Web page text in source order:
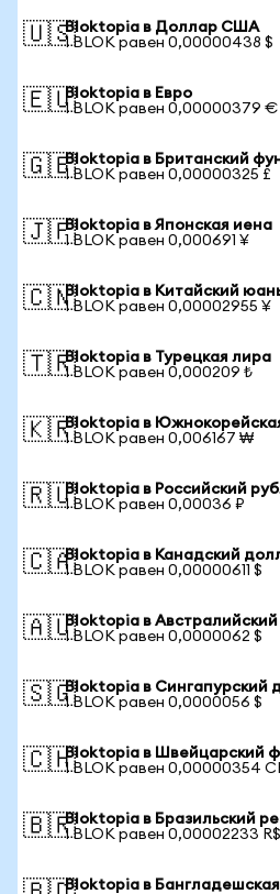
🇺🇸Bloktopia в Доллар США
1 BLOK равен 0,00000438 $
🇪🇺Bloktopia в Евро
1 BLOK равен 0,00000379 €
🇬🇧Bloktopia в Британский
1 BLOK равен 0,00000325 £
🇯🇵Bloktopia в Японская иена
1 BLOK равен 0,000691 ¥
🇨🇳Bloktopia в Китайский
1 BLOK равен 0,00002955 ¥
🇹🇷Bloktopia в Турецкая лира
1 BLOK равен 0,000209 ₺
🇰🇷Bloktopia в
1 BLOK равен 0,006167 ₩
🇷🇺Bloktopia в Российский
1 BLOK равен 0,00036 ₽
🇨🇦Bloktopia в Канадский
1 BLOK равен 0,00000611 $
🇦🇺Bloktopia в
1 BLOK равен 0,0000062 $
🇸🇬Bloktopia в Сингапурский
1 BLOK равен 0,0000056 $
🇨🇭Bloktopia в Швейцарский
1 BLOK равен 0,00000354
🇧🇷Bloktopia в Бразильский
1 BLOK равен 0,00002233 R$
Bloktopia в Бангладешская